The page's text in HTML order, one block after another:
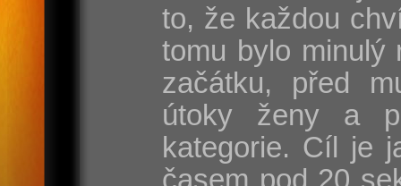
to, že každou
tomu bylo minulý
začátku, před
útoky ženy a
kategorie. Cíl je
časem pod 20